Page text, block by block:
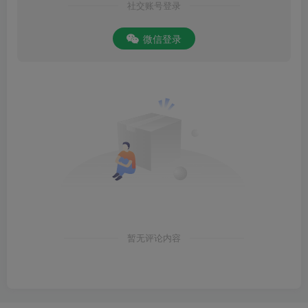
社交账号登录
微信登录
暂无评论内容